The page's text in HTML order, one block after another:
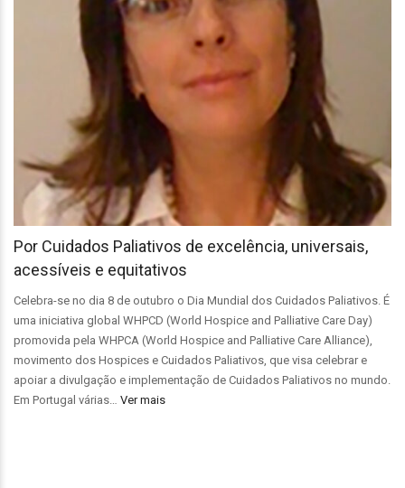
Por Cuidados Paliativos de excelência, universais,
acessíveis e equitativos
Celebra-se no dia 8 de outubro o Dia Mundial dos Cuidados Paliativos. É
uma iniciativa global WHPCD (World Hospice and Palliative Care Day)
promovida pela WHPCA (World Hospice and Palliative Care Alliance),
movimento dos Hospices e Cuidados Paliativos, que visa celebrar e
apoiar a divulgação e implementação de Cuidados Paliativos no mundo.
Em Portugal várias… Ver mais